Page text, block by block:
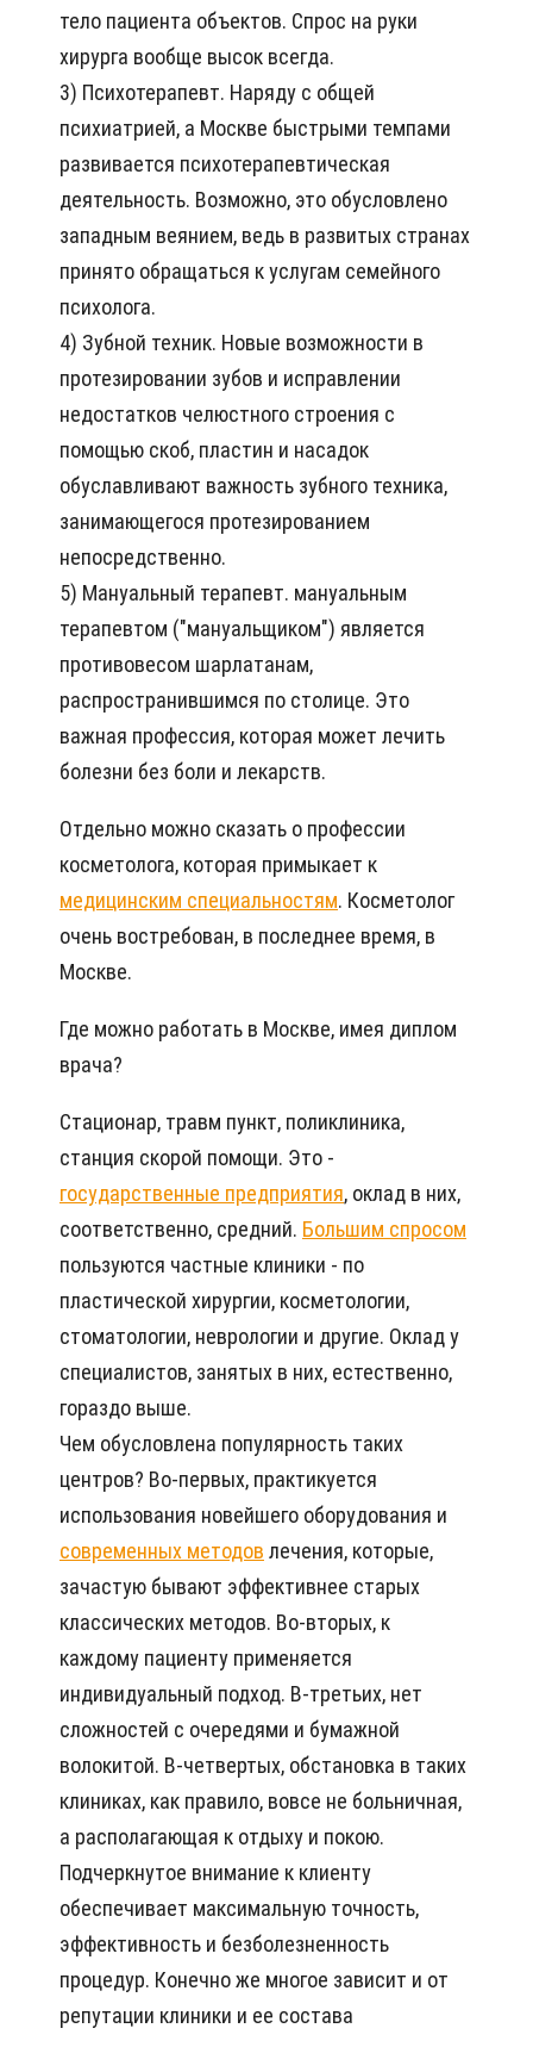
тело пациента объектов. Спрос на руки
хирурга вообще высок всегда.
3) Психотерапевт. Наряду с общей
психиатрией, а Москве быстрыми темпами
развивается психотерапевтическая
деятельность. Возможно, это обусловлено
западным веянием, ведь в развитых странах
принято обращаться к услугам семейного
психолога.
4) Зубной техник. Новые возможности в
протезировании зубов и исправлении
недостатков челюстного строения с
помощью скоб, пластин и насадок
обуславливают важность зубного техника,
занимающегося протезированием
непосредственно.
5) Мануальный терапевт. мануальным
терапевтом ("мануальщиком") является
противовесом шарлатанам,
распространившимся по столице. Это
важная профессия, которая может лечить
болезни без боли и лекарств.
Отдельно можно сказать о профессии
косметолога, которая примыкает к
медицинским специальностям. Косметолог
очень востребован, в последнее время, в
Москве.
Где можно работать в Москве, имея диплом
врача?
Стационар, травм пункт, поликлиника,
станция скорой помощи. Это -
государственные предприятия, оклад в них,
соответственно, средний. Большим спросом
пользуются частные клиники - по
пластической хирургии, косметологии,
стоматологии, неврологии и другие. Оклад у
специалистов, занятых в них, естественно,
гораздо выше.
Чем обусловлена популярность таких
центров? Во-первых, практикуется
использования новейшего оборудования и
современных методов лечения, которые,
зачастую бывают эффективнее старых
классических методов. Во-вторых, к
каждому пациенту применяется
индивидуальный подход. В-третьих, нет
сложностей с очередями и бумажной
волокитой. В-четвертых, обстановка в таких
клиниках, как правило, вовсе не больничная,
а располагающая к отдыху и покою.
Подчеркнутое внимание к клиенту
обеспечивает максимальную точность,
эффективность и безболезненность
процедур. Конечно же многое зависит и от
репутации клиники и ее состава